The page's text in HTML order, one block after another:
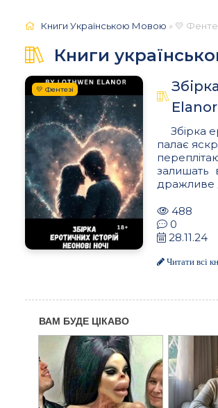
Книги Українською Мовою » 💛
Книги
💛 Фентезі
Elanor
Збірка
палає
залишать
дражливе
488
0
28.11.24
Читати всі